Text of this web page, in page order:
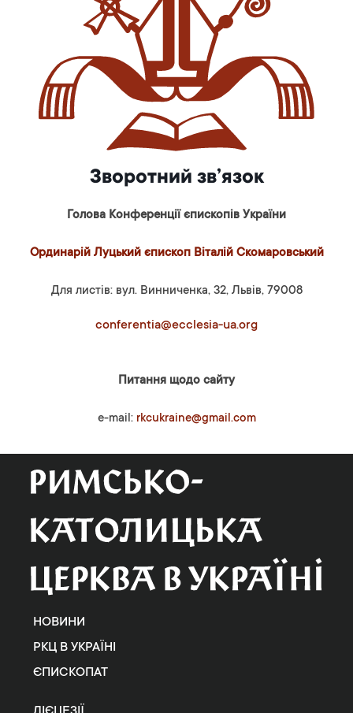
Зворотний зв’язок
Голова Конференції єпископів України
Ординарій Луцький єпископ Віталій Скомаровський
Для листів: вул. Винниченка, 32, Львів, 79008
conferentia@ecclesia-ua.org
Питання щодо сайту
e-mail: rkcukraine@gmail.com
НОВИНИ
РКЦ В УКРАЇНІ
ЄПИСКОПАТ